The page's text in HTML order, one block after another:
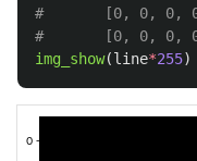
#       [0, 0, 0,
img_show(line*255)